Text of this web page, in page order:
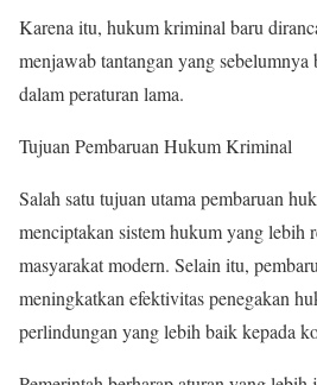
Karena itu, hukum kriminal baru
menjawab tantangan yang sebelumnya
dalam peraturan lama.
Tujuan Pembaruan Hukum Kriminal
Salah satu tujuan utama pembaruan
menciptakan sistem hukum yang lebih
masyarakat modern. Selain itu,
meningkatkan efektivitas penegakan
perlindungan yang lebih baik kepada